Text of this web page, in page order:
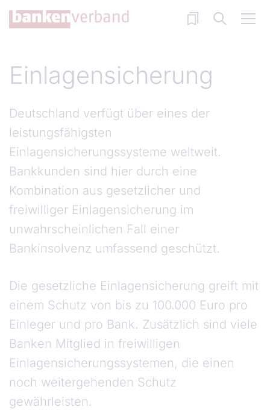
Direkt zum Inhalt
Einlagensicherung
Deutschland verfügt über eines der
leistungsfähigsten
Einlagensicherungssysteme weltweit.
Bankkunden sind hier durch eine
Kombination aus gesetzlicher und
freiwilliger Einlagensicherung im
unwahrscheinlichen Fall einer
Bankinsolvenz umfassend geschützt.
Die gesetzliche Einlagensicherung greift mit
einem Schutz von bis zu 100.000 Euro pro
Einleger und pro Bank. Zusätzlich sind viele
Banken Mitglied in freiwilligen
Einlagensicherungssystemen, die einen
noch weitergehenden Schutz
gewährleisten.